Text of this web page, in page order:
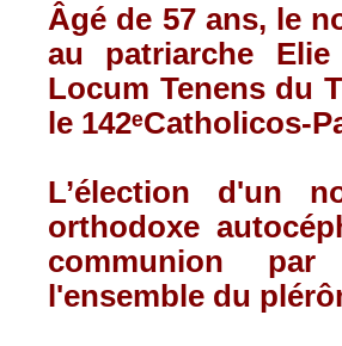
Âgé de 57 ans, le
au patriarche
Locum Tenens du
le 142ᵉCatholicos-
L’élection d'un
orthodoxe
communion
l'ensemble du